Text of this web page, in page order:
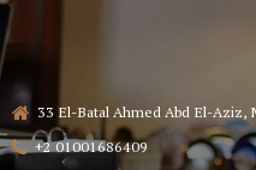
33 El-Batal Ahmed Abd El-Aziz,
+2 01001686409